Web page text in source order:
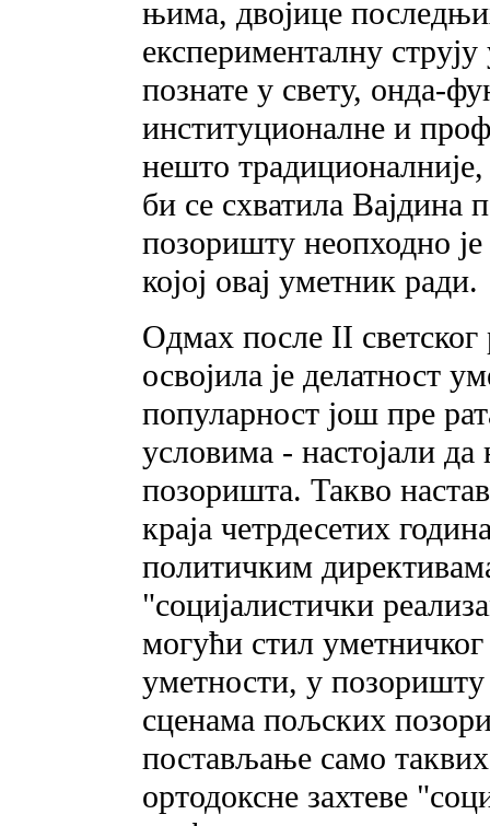
њима, двојице
експерименталну
познате у свету, онда-
институционалне и
нешто
би се схватила Вајдина
позоришту неопходно
којој овај уметник ради.
Одмах после II
освојила је делатност
популарност још пре
условима - настојали
позоришта. Такво
краја четрдесетих
политичким
"социјалистички
могући стил
уметности, у позоришту
сценама пољских
постављање само
ортодоксне захтеве